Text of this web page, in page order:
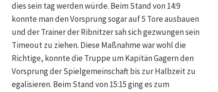
dies sein tag werden würde. Beim Stand von 14:9
konnte man den Vorsprung sogar auf 5 Tore ausbauen
und der Trainer der Ribnitzer sah sich gezwungen sein
Timeout zu ziehen. Diese Maßnahme war wohl die
Richtige, konnte die Truppe um Kapitän Gagern den
Vorsprung der Spielgemeinschaft bis zur Halbzeit zu
egalisieren. Beim Stand von 15:15 ging es zum